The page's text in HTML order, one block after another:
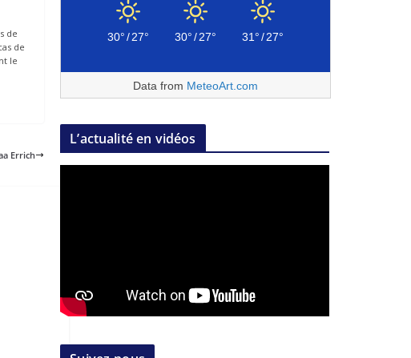
de
de
le
Errich
30°/27° 30°/27° 31°/27°
Data from MeteoArt.com
L’actualité en vidéos